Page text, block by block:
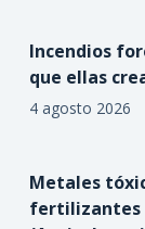
Incendios
que ellas
4 agosto 2026
Metales
fertilizantes